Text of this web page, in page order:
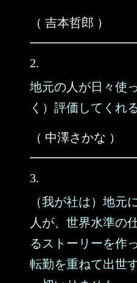
（ 吉本哲郎 ）
2.
地元の人が日々使
く）評価してくれ
（ 中澤さかな ）
3.
（我が社は）地元
人が、世界水準の
るストーリーを作
転勤を重ねて出世